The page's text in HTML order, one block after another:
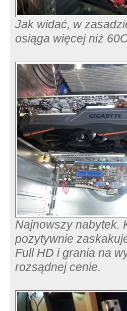
Jak widać, w
osiąga więcej niż
Najnowszy nabytek.
pozytywnie
Full HD i grania na
rozsądnej cenie.